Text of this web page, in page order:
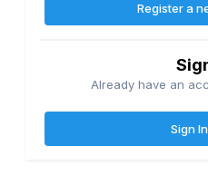
Register a
Already have an
Sign